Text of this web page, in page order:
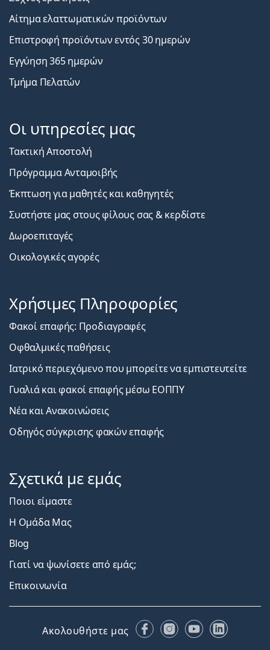
Αίτημα ελαττωματικών προϊόντων
Επιστροφή προϊόντων εντός 30 ημερών
Εγγύηση 365 ημερών
Τμήμα Πελατών
Οι υπηρεσίες μας
Τακτική Αποστολή
Πρόγραμμα Ανταμοιβής
Έκπτωση για μαθητές και καθηγητές
Συστήστε μας στους φίλους σας & κερδίστε
Δωροεπιταγές
Οικολογικές αγορές
Χρήσιμες Πληροφορίες
Φακοί επαφής: Προδιαγραφές
Οφθαλμικές παθήσεις
Ιατρικό περιεχόμενο που μπορείτε να εμπιστευτείτε
Γυαλιά και φακοί επαφής μέσω ΕΟΠΠΥ
Νέα και Ανακοινώσεις
Οδηγός σύγκρισης φακών επαφής
Σχετικά με εμάς
Ποιοι είμαστε
Η Ομάδα Μας
Blog
Γιατί να ψωνίσετε από εμάς;
Επικοινωνία
Ακολουθήστε μας FacebookInstagram
YouTubeLinkedIn